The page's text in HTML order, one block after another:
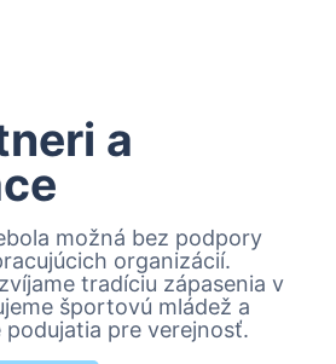
a
možná bez podpory
organizácií.
tradíciu zápasenia v
športovú mládež a
pre verejnosť.